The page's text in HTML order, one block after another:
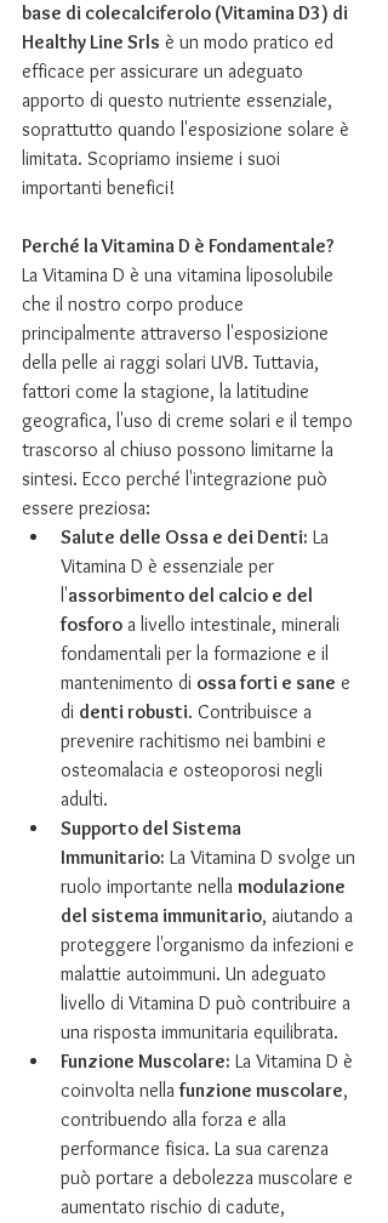
base di colecalciferolo (Vitamina D3) di
Healthy Line Srls è un modo pratico ed
efficace per assicurare un adeguato
apporto di questo nutriente essenziale,
soprattutto quando l'esposizione solare è
limitata. Scopriamo insieme i suoi
importanti benefici!
Perché la Vitamina D è Fondamentale?
La Vitamina D è una vitamina liposolubile
che il nostro corpo produce
principalmente attraverso l'esposizione
della pelle ai raggi solari UVB. Tuttavia,
fattori come la stagione, la latitudine
geografica, l'uso di creme solari e il tempo
trascorso al chiuso possono limitarne la
sintesi. Ecco perché l'integrazione può
essere preziosa:
Salute delle Ossa e dei Denti: La
Vitamina D è essenziale per
l'assorbimento del calcio e del
fosforo a livello intestinale, minerali
fondamentali per la formazione e il
mantenimento di ossa forti e sane e
di denti robusti. Contribuisce a
prevenire rachitismo nei bambini e
osteomalacia e osteoporosi negli
adulti.
Supporto del Sistema
Immunitario: La Vitamina D svolge un
ruolo importante nella modulazione
del sistema immunitario, aiutando a
proteggere l'organismo da infezioni e
malattie autoimmuni. Un adeguato
livello di Vitamina D può contribuire a
una risposta immunitaria equilibrata.
Funzione Muscolare: La Vitamina D è
coinvolta nella funzione muscolare,
contribuendo alla forza e alla
performance fisica. La sua carenza
può portare a debolezza muscolare e
aumentato rischio di cadute,